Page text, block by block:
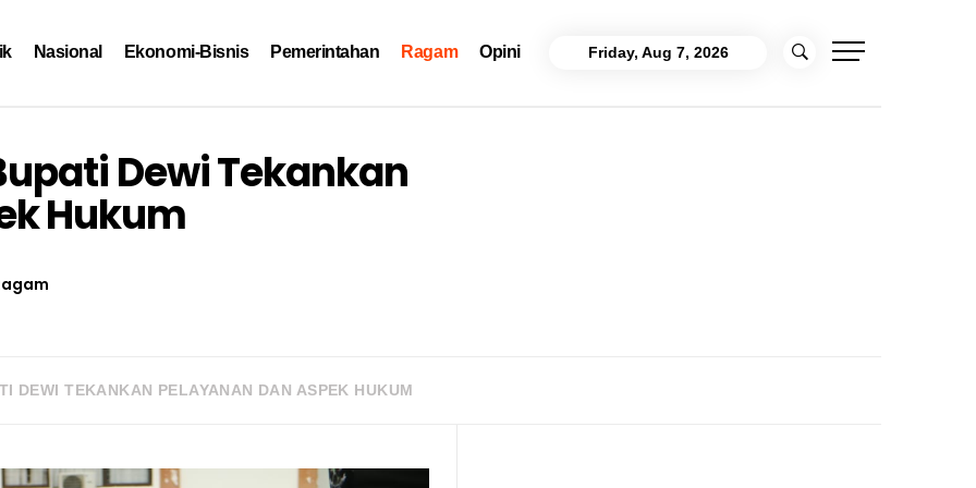
Nasional Ekonomi-Bisnis Pemerintahan Ragam Opini Friday, Aug 7, 2026
Dewi Tekankan
Hukum
DEWI TEKANKAN PELAYANAN DAN ASPEK HUKUM